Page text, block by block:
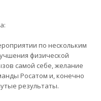
по нескольким
физической
самой себе, желание
Росатом и, конечно
результаты.